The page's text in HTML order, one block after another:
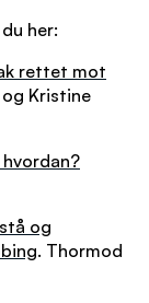
her:
rettet mot
Kristine
og
. Thormod